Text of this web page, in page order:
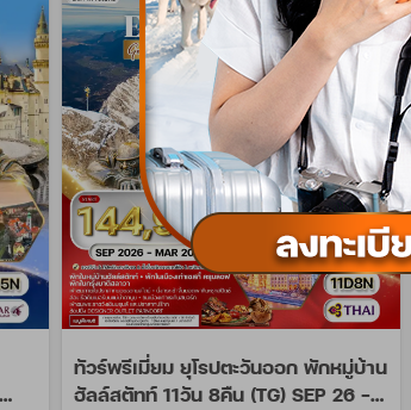
ทัวร์พรีเมี่ยม ยุโรปตะวันออก พักหมู่บ้าน
ฮัลล์สตัทท์ 11วัน 8คืน (TG) SEP 26 -